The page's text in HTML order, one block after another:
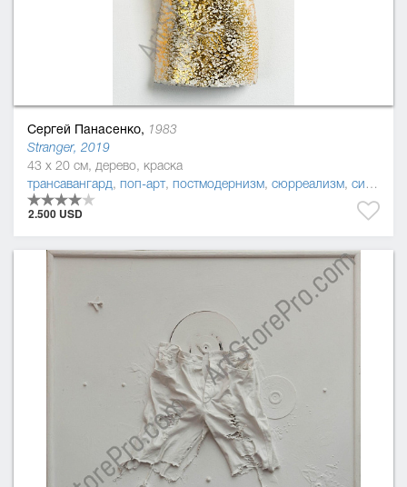
Сергей Панасенко, 1983
Stranger, 2019
43 x 20 см, дерево, краска
трансавангард, поп-арт, постмодернизм, сюрреализм, символизм
2.500 USD